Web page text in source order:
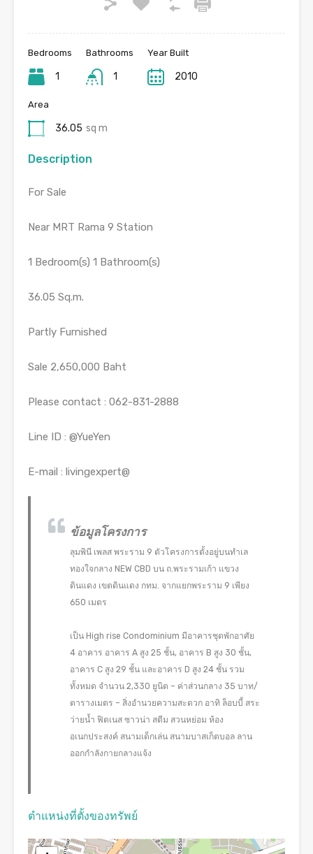
Bedrooms
1
Bathrooms
1
Year Built
2010
Area
36.05 sq m
Description
For Sale
Near MRT Rama 9 Station
1 Bedroom(s) 1 Bathroom(s)
36.05 Sq.m.
Partly Furnished
Sale 2,650,000 Baht
Please contact : 062-831-2888
Line ID : @YueYen
E-mail : livingexpert@
ข้อมูลโครงการ
ลุมพินี เพลส พระราม 9 ตัวโครงการตั้งอยู่บนทำเล
ทองใจกลาง NEW CBD บน ถ.พระรามเก้า แขวง
ดินแดง เขตดินแดง กทม. จากแยกพระราม 9 เพียง
650 เมตร
เป็น High rise Condominium มีอาคารชุดพักอาศัย
4 อาคาร อาคาร A สูง 25 ชั้น, อาคาร B สูง 30 ชั้น,
อาคาร C สูง 29 ชั้น และอาคาร D สูง 24 ชั้น รวม
ทั้งหมด จำนวน 2,330 ยูนิต – ค่าส่วนกลาง 35 บาท/
ตารางเมตร – สิ่งอำนวยความสะดวก อาทิ ล็อบบี้ สระ
ว่ายน้ำ ฟิตเนส ซาวน่า สตีม สวนหย่อม ห้อง
อเนกประสงค์ สนามเด็กเล่น สนามบาสเก็ตบอล ลาน
ออกกำลังกายกลางแจ้ง
ตำแหน่งที่ตั้งของทรัพย์